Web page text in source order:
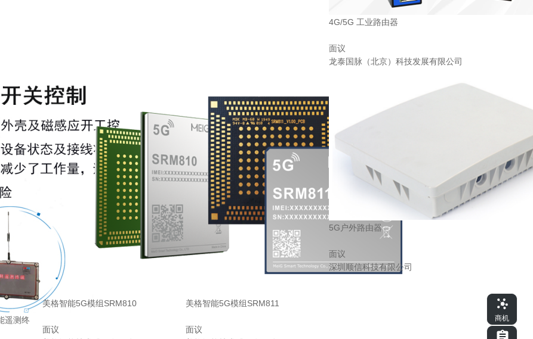
4G/5G 工业路由器
面议
龙泰国脉（北京）科技发展有限公司
美格智能5G模组SRM810
面议
美格智能5G模组SRM811
面议
5G户外路由器
面议
深圳顺信科技有限公司
商机